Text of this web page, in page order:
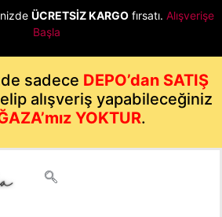
ÜCRETSİZ KARGO fırsatı. Alışverişe
Başla
sadece DEPO’dan SATIŞ
alışveriş yapabileceğiniz
YOKTUR.